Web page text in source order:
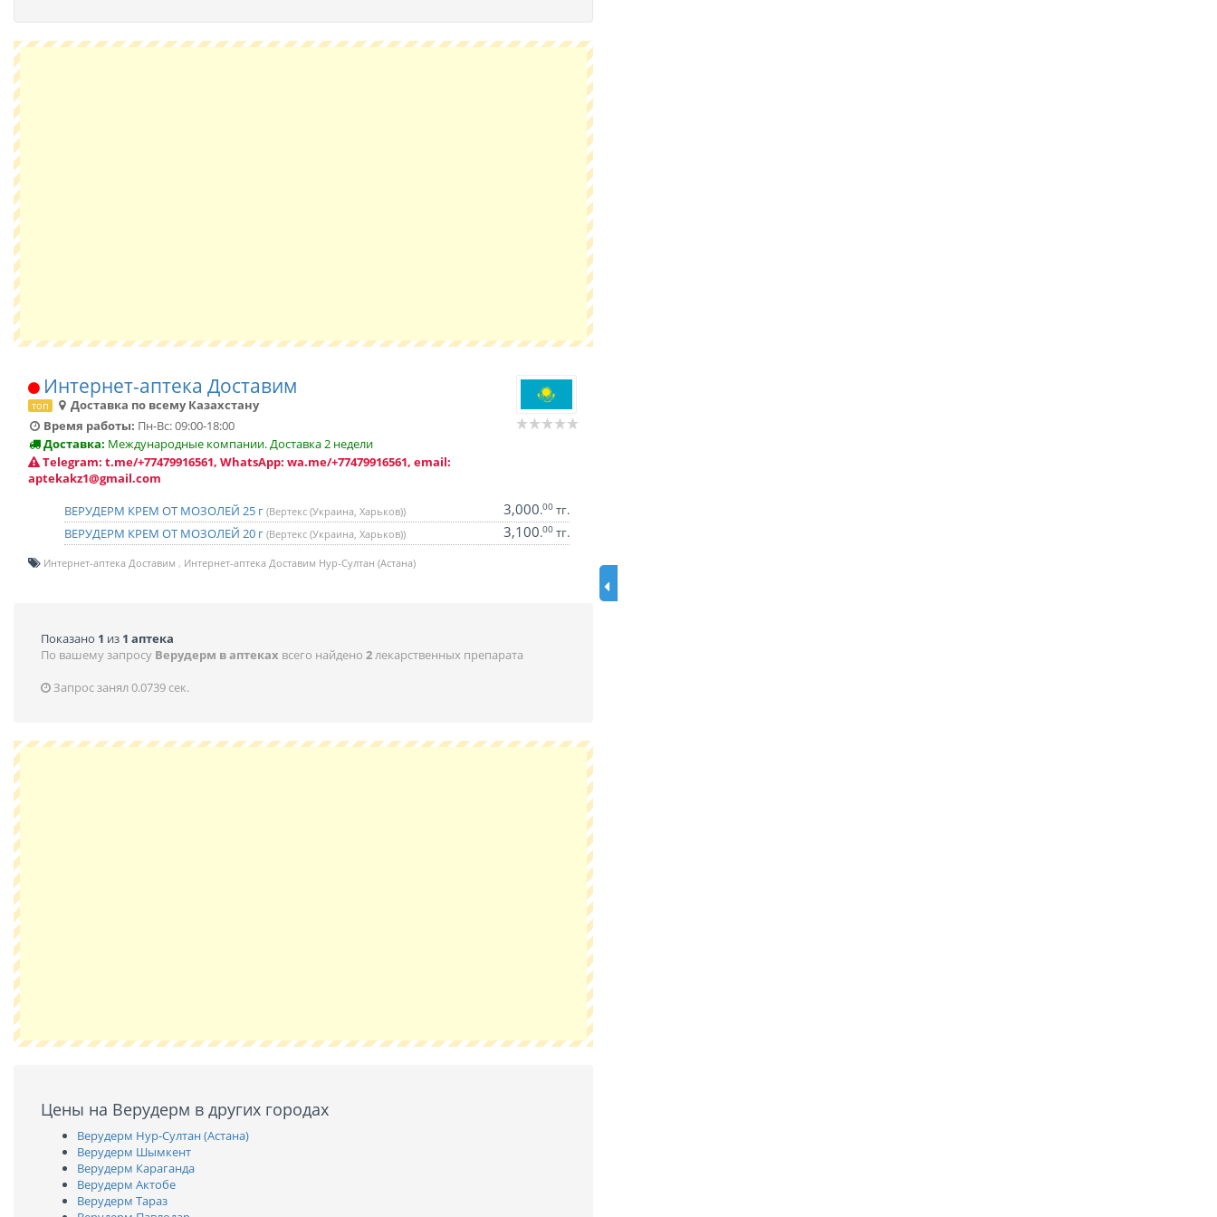
Интернет-аптека Доставим
топ
Доставка по всему Казахстану
Время работы: Пн-Вс: 09:00-18:00
Доставка: Международные компании. Доставка 2 недели
Telegram: t.me/+77479916561, WhatsApp: wa.me/+77479916561, email:
aptekakz1@gmail.com
ВЕРУДЕРМ КРЕМ ОТ МОЗОЛЕЙ 25 г (Вертекс (Украина, Харьков)) 3,000.00тг.
ВЕРУДЕРМ КРЕМ ОТ МОЗОЛЕЙ 20 г (Вертекс (Украина, Харьков)) 3,100.00тг.
Интернет-аптека Доставим Интернет-аптека Доставим Нур-Султан (Астана)
Показано 1 из 1 аптека
По вашему запросу Верудерм в аптеках всего найдено 2лекарственных препарата
Запрос занял 0.0739 сек.
Цены на Верудерм в других городах
Верудерм Нур-Султан (Астана)
Верудерм Шымкент
Верудерм Караганда
Верудерм Актобе
Верудерм Тараз